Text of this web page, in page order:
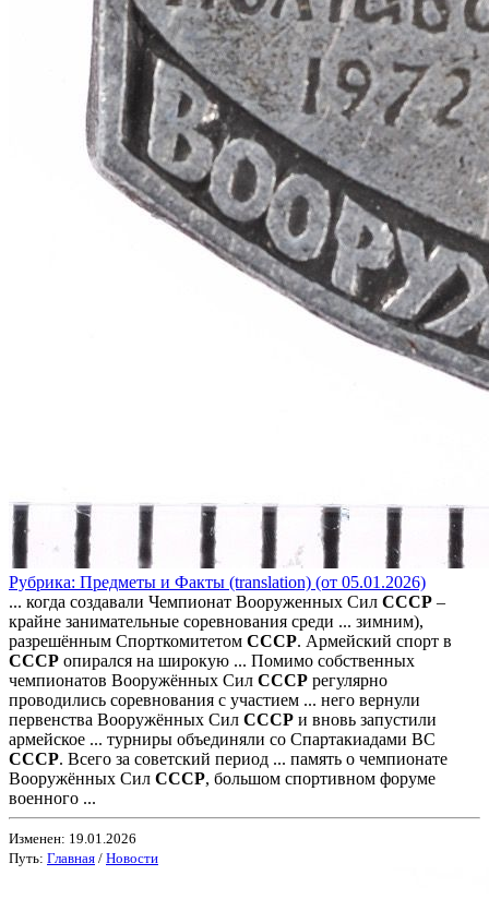
Рубрика: Предметы и Факты (translation) (от 05.01.2026)
... когда создавали Чемпионат Вооруженных Сил СССР –
крайне занимательные соревнования среди ... зимним),
разрешённым Спорткомитетом СССР. Армейский спорт в
СССР опирался на широкую ... Помимо собственных
чемпионатов Вооружённых Сил СССР регулярно
проводились соревнования с участием ... него вернули
первенства Вооружённых Сил СССР и вновь запустили
армейское ... турниры объединяли со Спартакиадами ВС
СССР. Всего за советский период ... память о чемпионате
Вооружённых Сил СССР, большом спортивном форуме
военного ...
Изменен: 19.01.2026
Путь: Главная / Новости